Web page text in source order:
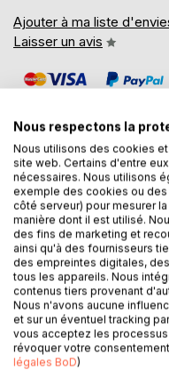
Ajouter à ma liste
Laisser un avis
DESCRIPTION
Cet ouvrage est dédié
d'anémie, et il offre aux
auteur : « Quelle
Recettes et menus
parfaitement
L'auteur vous propose
spécifiquement adaptés
Nous respectons la
Nous utilisons des cookies
site web. Certains d'entre
nécessaires. Nous utilisons
exemple des cookies ou
côté serveur) pour mesurer
manière dont il est utilisé.
des fins de marketing et
ainsi qu'à des fournisseurs
des empreintes digitales,
tous les appareils. Nous
contenus tiers provenant
Nous n'avons aucune
et sur un éventuel tracking
vous acceptez les
révoquer votre
légales BoD)